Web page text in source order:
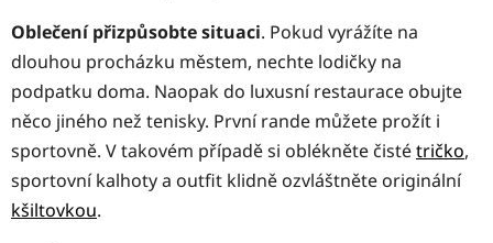
Oblečení přizpůsobte situaci. Pokud vyrážíte na
dlouhou procházku městem, nechte lodičky na
podpatku doma. Naopak do luxusní restaurace obujte
něco jiného než tenisky. První rande můžete prožít i
sportovně. V takovém případě si oblékněte čistétričko,
sportovní kalhoty a outfit klidně ozvláštněte originální
kšiltovkou.